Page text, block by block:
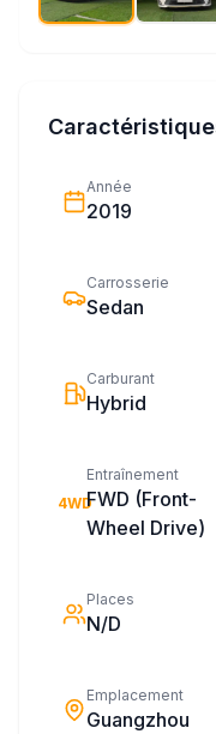
Année
2019
Carrosserie
Sedan
Carburant
Hybrid
4WD
Entraînement
FWD (Front-
Wheel Drive)
Places
N/D
Emplacement
Guangzhou